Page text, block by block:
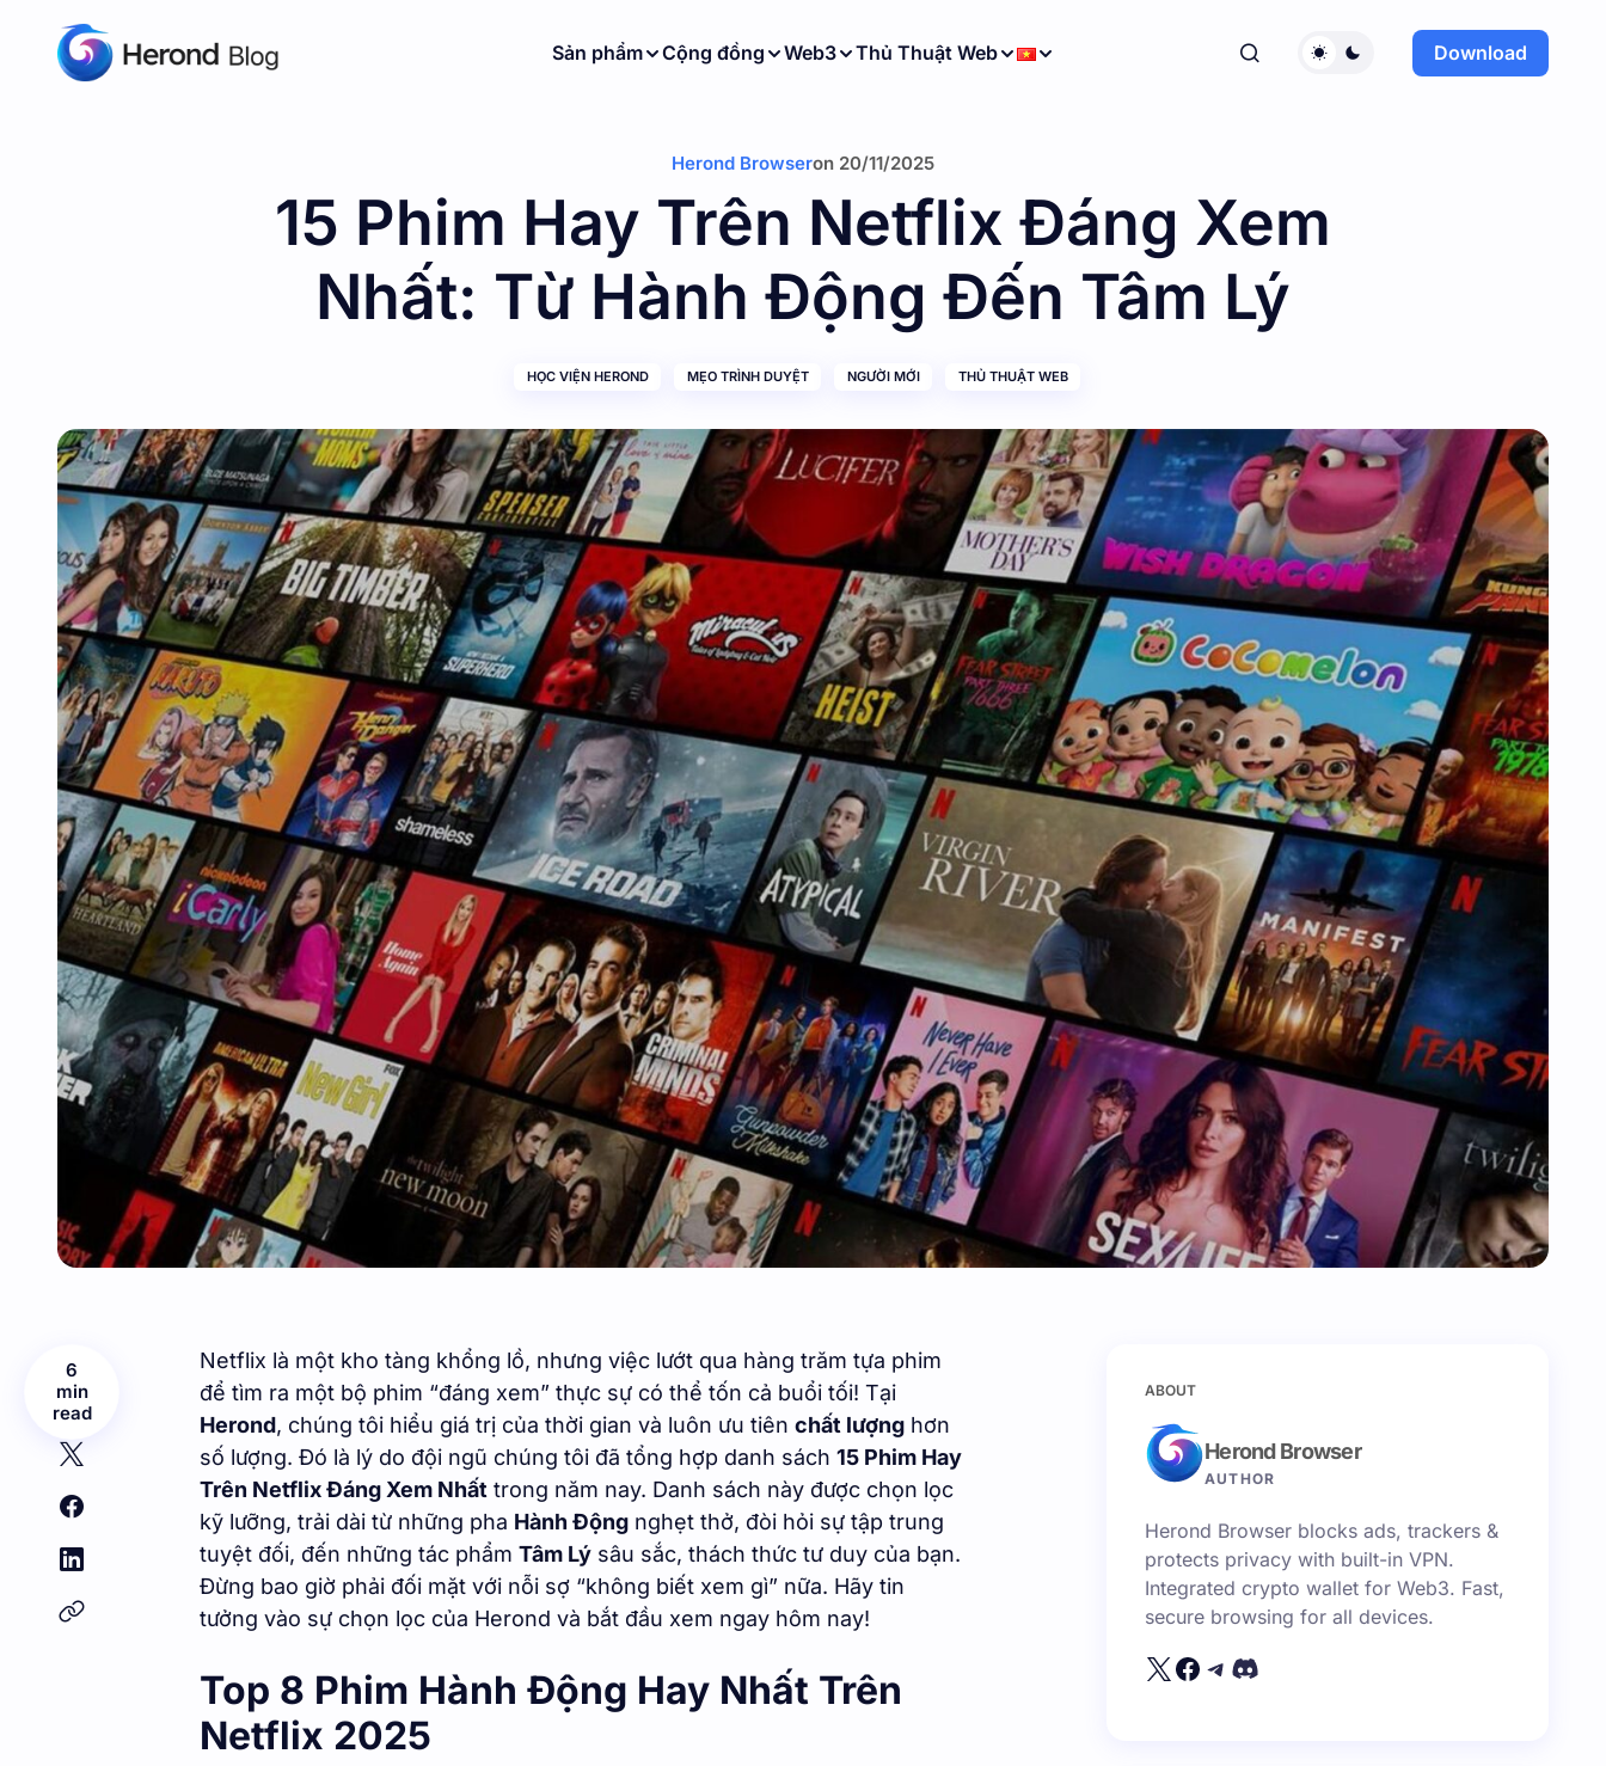
Sản phẩm Cộng đồng Web3 Thủ Thuật Web Download
Herond Browseron 20/11/2025
15 Phim Hay Trên Netflix Đáng Xem
Nhất: Từ Hành Động Đến Tâm Lý
HỌC VIỆN HEROND MẸO TRÌNH DUYỆT NGƯỜI MỚI THỦ THUẬT WEB
6
min
read
Netflix là một kho tàng khổng lồ, nhưng việc lướt qua hàng trăm tựa phim
để tìm ra một bộ phim “đáng xem” thực sự có thể tốn cả buổi tối! Tại
Herond, chúng tôi hiểu giá trị của thời gian và luôn ưu tiên chất lượng hơn
số lượng. Đó là lý do đội ngũ chúng tôi đã tổng hợp danh sách 15 Phim Hay
Trên Netflix Đáng Xem Nhất trong năm nay. Danh sách này được chọn lọc
kỹ lưỡng, trải dài từ những pha Hành Động nghẹt thở, đòi hỏi sự tập trung
tuyệt đối, đến những tác phẩm Tâm Lý sâu sắc, thách thức tư duy của bạn.
Đừng bao giờ phải đối mặt với nỗi sợ “không biết xem gì” nữa. Hãy tin
tưởng vào sự chọn lọc của Herond và bắt đầu xem ngay hôm nay!
Top 8 Phim Hành Động Hay Nhất Trên
Netflix 2025
ABOUT
Herond Browser
AUTHOR
Herond Browser blocks ads, trackers &
protects privacy with built-in VPN.
Integrated crypto wallet for Web3. Fast,
secure browsing for all devices.